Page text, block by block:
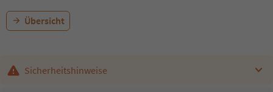
Übersicht
Sicherheitshinweise